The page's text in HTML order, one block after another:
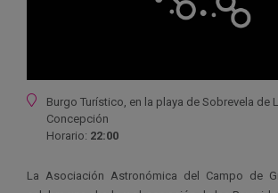
Ubicación
Burgo Turístico, en la playa de Sobrevela de
Concepción
Horario: 22:00
La Asociación Astronómica del Campo de